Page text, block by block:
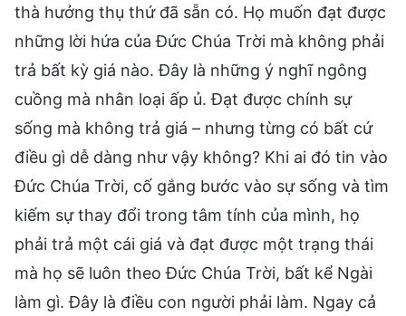
thà hưởng thụ thứ đã sẵn có. Họ muốn đạt được
những lời hứa của Đức Chúa Trời mà không phải
trả bất kỳ giá nào. Đây là những ý nghĩ ngông
cuồng mà nhân loại ấp ủ. Đạt được chính sự
sống mà không trả giá – nhưng từng có bất cứ
điều gì dễ dàng như vậy không? Khi ai đó tin vào
Đức Chúa Trời, cố gắng bước vào sự sống và tìm
kiếm sự thay đổi trong tâm tính của mình, họ
phải trả một cái giá và đạt được một trạng thái
mà họ sẽ luôn theo Đức Chúa Trời, bất kể Ngài
làm gì. Đây là điều con người phải làm. Ngay cả